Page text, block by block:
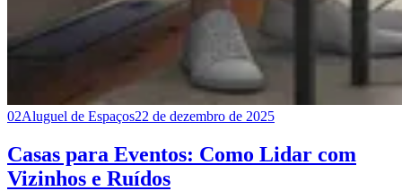
02Aluguel de Espaços22 de dezembro de 2025
Casas para Eventos: Como Lidar com
Vizinhos e Ruídos